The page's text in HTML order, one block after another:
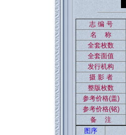
志 编 号
名 称
全套枚数
全套面值
发行机构
摄 影 者
整版枚数
参考价格(盖)
参考价格(铭)
备 注
图序